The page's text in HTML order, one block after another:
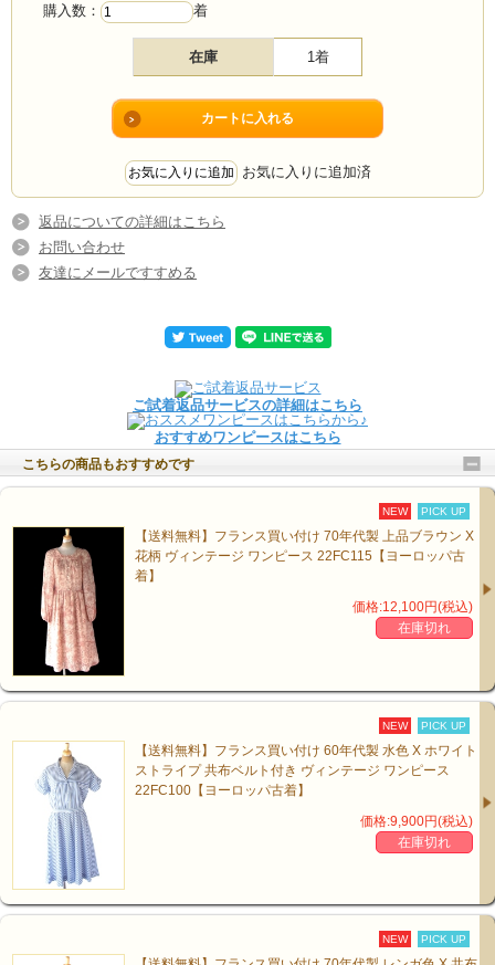
購入数： 着
在庫 1着
お気に入りに追加済
返品についての詳細はこちら
お問い合わせ
友達にメールですすめる
ご試着返品サービスの詳細はこちら
おすすめワンピースはこちら
こちらの商品もおすすめです
NEW PICK UP
【送料無料】フランス買い付け 70年代製 上品ブラウン X
花柄 ヴィンテージ ワンピース 22FC115【ヨーロッパ古
着】
価格:12,100円(税込)
在庫切れ
NEW PICK UP
【送料無料】フランス買い付け 60年代製 水色 X ホワイト
ストライプ 共布ベルト付き ヴィンテージ ワンピース
22FC100【ヨーロッパ古着】
価格:9,900円(税込)
在庫切れ
NEW PICK UP